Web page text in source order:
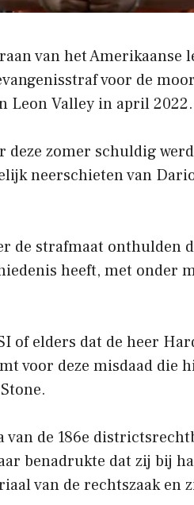
van het Amerikaanse
voor de
Leon Valley in april 2022.
zomer schuldig
neerschieten van
de strafmaat onthulden
heeft, met onder
of elders dat de heer
voor deze misdaad die
de 186e
benadrukte dat zij bij
van de rechtszaak en